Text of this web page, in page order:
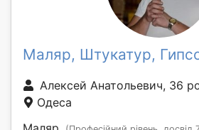
Маляр, Штукатур,
Алексей Анатольевич, 36
Одеса